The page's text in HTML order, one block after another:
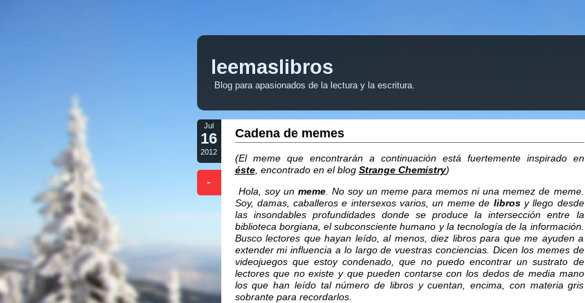
leemaslibros
Blog para apasionados de la lectura y la escritura.
Jul
16
2012
-
Cadena de memes
(El meme que encontrarán a continuación está fuertemente inspirado en
éste, encontrado en el blog Strange Chemistry)
Hola, soy un meme. No soy un meme para memos ni una memez de meme.
Soy, damas, caballeros e intersexos varios, un meme de librosy llego desde
las insondables profundidades donde se produce la intersección entre la
biblioteca borgiana, el subconsciente humano y la tecnología de la información.
Busco lectores que hayan leído, al menos, diez libros para que me ayuden a
extender mi influencia a lo largo de vuestras conciencias. Dicen los memes de
videojuegos que estoy condenado, que no puedo encontrar un sustrato de
lectores que no existe y que pueden contarse con los dedos de media mano
los que han leído tal número de libros y cuentan, encima, con materia gris
sobrante para recordarlos.